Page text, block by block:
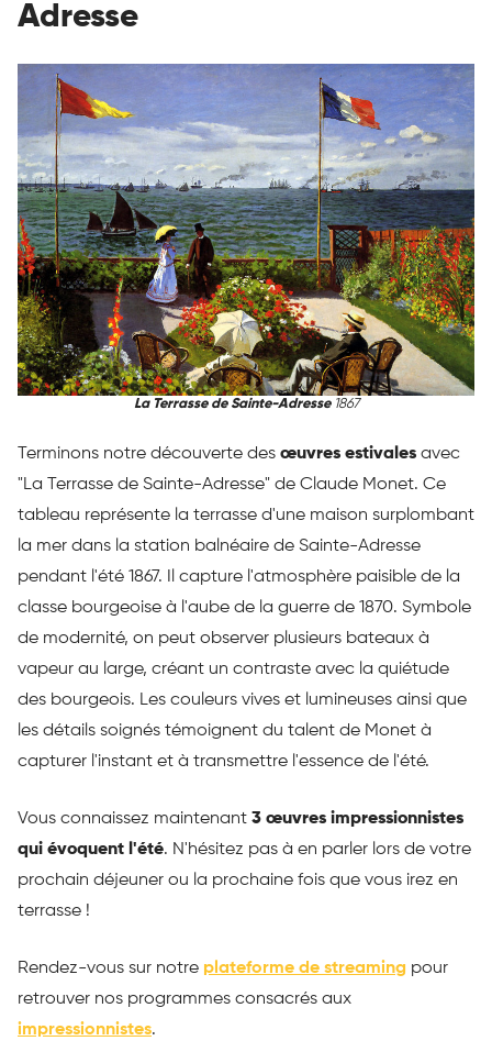
Adresse
La Terrasse de Sainte-Adresse1867
Terminons notre découverte des œuvres estivales avec
"La Terrasse de Sainte-Adresse" de Claude Monet. Ce
tableau représente la terrasse d'une maison surplombant
la mer dans la station balnéaire de Sainte-Adresse
pendant l'été 1867. Il capture l'atmosphère paisible de la
classe bourgeoise à l'aube de la guerre de 1870. Symbole
de modernité, on peut observer plusieurs bateaux à
vapeur au large, créant un contraste avec la quiétude
des bourgeois. Les couleurs vives et lumineuses ainsi que
les détails soignés témoignent du talent de Monet à
capturer l'instant et à transmettre l'essence de l'été.
Vous connaissez maintenant 3 œuvres impressionnistes
qui évoquent l'été. N'hésitez pas à en parler lors de votre
prochain déjeuner ou la prochaine fois que vous irez en
terrasse !
Rendez-vous sur notre plateforme de streaming pour
retrouver nos programmes consacrés aux
impressionnistes.